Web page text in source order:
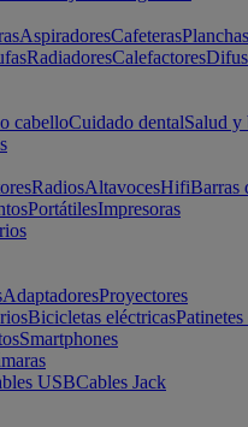
AspiradoresCafeteras
RadiadoresCalefactores
cabelloCuidado dentalSalud y
RadiosAltavocesHifiBarras
PortátilesImpresoras
AdaptadoresProyectores
Bicicletas eléctricas
Smartphones
USBCables Jack